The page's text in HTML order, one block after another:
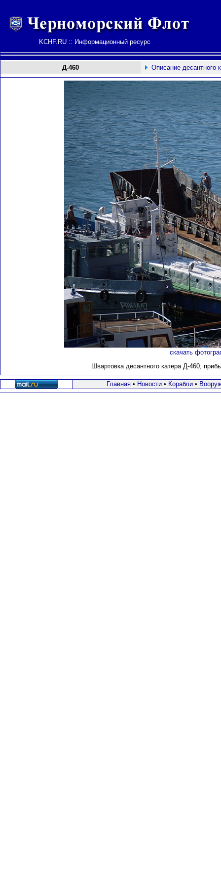
KCHF.RU :: Информационный ресурс
Д-460 Описание десантного
скачать
Швартовка десантного катера Д-460,
Главная• Новости• Корабли•